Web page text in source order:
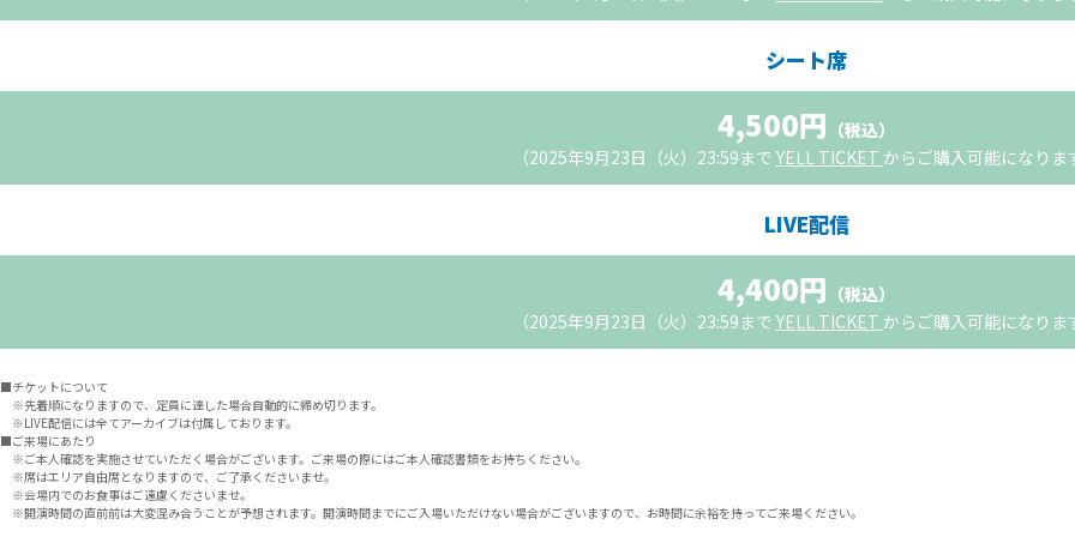
シート席
4,500円 （税込）
（2025年9月23日（火）23:59まで YELL TICKET からご購入可能になりま
LIVE配信
4,400円 （税込）
（2025年9月23日（火）23:59まで YELL TICKET からご購入可能になりま
■チケットについて
※先着順になりますので、定員に達した場合自動的に締め切ります。
※LIVE配信には全てアーカイブは付属しております。
■ご来場にあたり
※ご本人確認を実施させていただく場合がございます。ご来場の際にはご本人確認書類をお持ちください。
※席はエリア自由席となりますので、ご了承くださいませ。
※会場内でのお食事はご遠慮くださいませ。
※開演時間の直前前は大変混み合うことが予想されます。開演時間までにご入場いただけない場合がございますので、お時間に余裕を持ってご来場ください。